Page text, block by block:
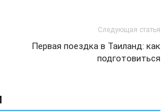
Следующая статья
Первая поездка в Таиланд: как
подготовиться